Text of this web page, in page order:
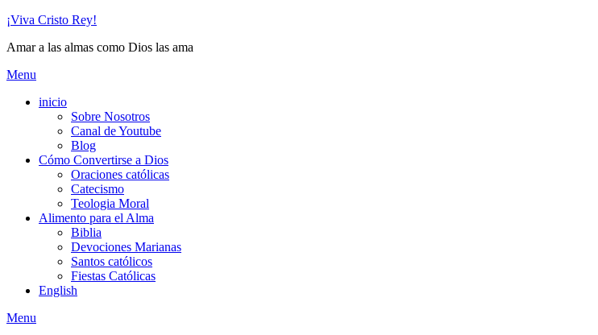
Skip
content
¡Viva Cristo Rey!
Amar a las almas como Dios las ama
Menu
inicio
Sobre Nosotros
Canal de Youtube
Blog
Cómo Convertirse a Dios
Oraciones católicas
Catecismo
Teologia Moral
Alimento para el Alma
Biblia
Devociones Marianas
Santos católicos
Fiestas Católicas
English
Menu